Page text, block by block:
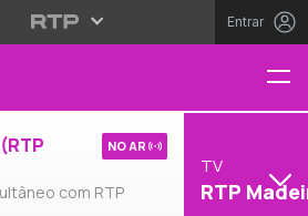
Entrar
com RTP
NO AR
TV
RTP